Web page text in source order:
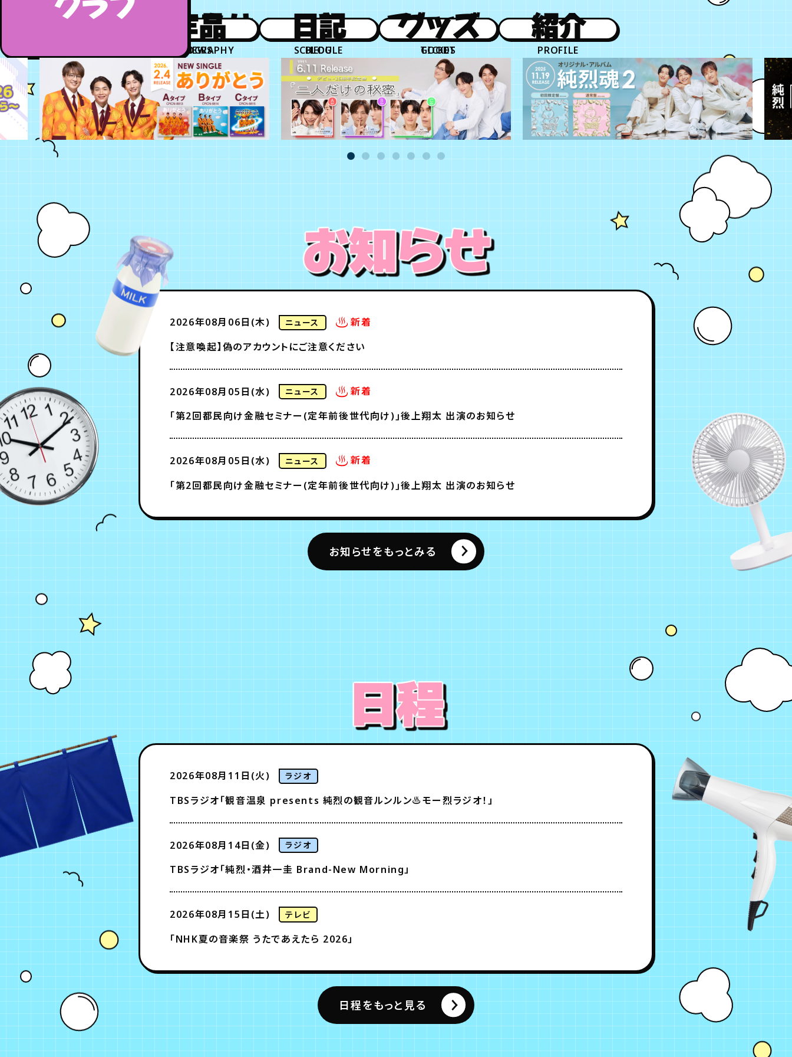
お知らせ
NEWS
日程
SCHEDULE
チケット
TICKET
紹介
PROFILE
作品
DISCOGRAPHY
日記
BLOG
グッズ
GOODS
お知らせ
2026年08月06日(木) ニュース
新着
【注意喚起】偽のアカウントにご注意ください
2026年08月05日(水) ニュース
新着
「第2回都民向け金融セミナー(定年前後世代向け)｣後上翔太 出演のお知らせ
2026年08月05日(水) ニュース
新着
「第2回都民向け金融セミナー(定年前後世代向け)｣後上翔太 出演のお知らせ
お知らせをもっとみる
日程
2026年08月11日(火) ラジオ
TBSラジオ「観音温泉 presents 純烈の観音ルンルン♨モー烈ラジオ！」
2026年08月14日(金) ラジオ
TBSラジオ「純烈・酒井一圭 Brand-New Morning」
2026年08月15日(土) テレビ
「NHK夏の音楽祭 うたであえたら 2026」
日程をもっと見る